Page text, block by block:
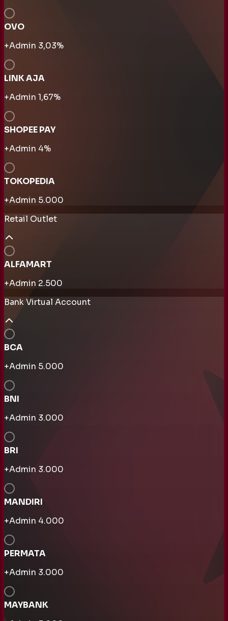
OVO
+Admin 3,03%
LINK AJA
+Admin 1,67%
SHOPEE PAY
+Admin 4%
TOKOPEDIA
+Admin 5.000
Retail Outlet
ALFAMART
+Admin 2.500
Bank Virtual Account
BCA
+Admin 5.000
BNI
+Admin 3.000
BRI
+Admin 3.000
MANDIRI
+Admin 4.000
PERMATA
+Admin 3.000
MAYBANK